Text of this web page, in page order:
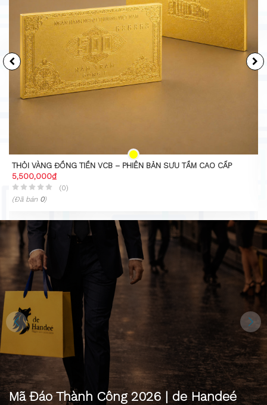
THỎI VÀNG ĐỒNG TIỀN VCB – PHIÊN BẢN SƯU TẦM CAO CẤP
5,500,000₫
(0)
(Đã bán 0)
Mã Đáo Thành Công 2026 | de Handeé